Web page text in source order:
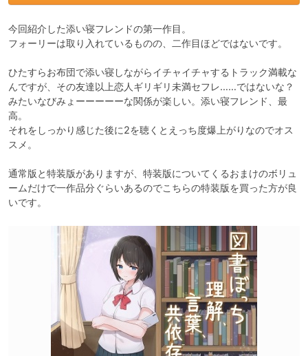
今回紹介した添い寝フレンドの第一作目。
フォーリーは取り入れているものの、二作目ほどではないです。
ひたすらお布団で添い寝しながらイチャイチャするトラック満載な
んですが、その友達以上恋人ギリギリ未満セフレ……ではないな？
みたいなびみょーーーーーな関係が楽しい。添い寝フレンド、最
高。
それをしっかり感じた後に2を聴くとえっち度爆上がりなのでオス
スメ。
通常版と特装版がありますが、特装版についてくるおまけのボリュ
ームだけで一作品分ぐらいあるのでこちらの特装版を買った方が良